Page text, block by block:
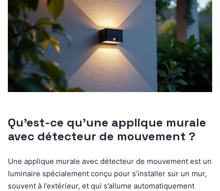
Qu’est-ce qu’une applique murale
avec détecteur de mouvement ?
Une applique murale avec détecteur de mouvement est un
luminaire spécialement conçu pour s’installer sur un mur,
souvent à l’extérieur, et qui s’allume automatiquement